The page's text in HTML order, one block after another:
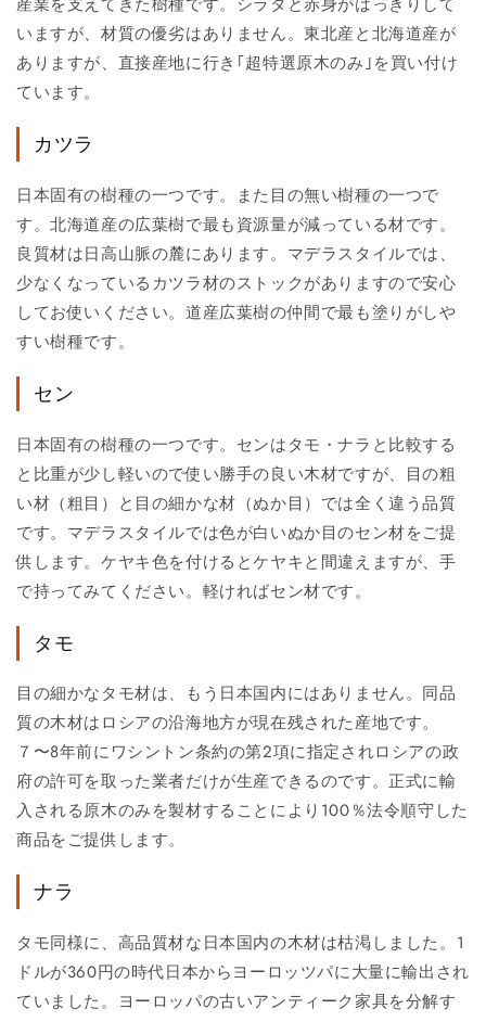
いますが、材質の優劣はありません。東北産と北海道産が
ありますが、直接産地に行き｢超特選原木のみ｣を買い付け
ています。
カツラ
日本固有の樹種の一つです。また目の無い樹種の一つで
す。北海道産の広葉樹で最も資源量が減っている材です。
良質材は日高山脈の麓にあります。マデラスタイルでは、
少なくなっているカツラ材のストックがありますので安心
してお使いください。道産広葉樹の仲間で最も塗りがしや
すい樹種です。
セン
日本固有の樹種の一つです。センはタモ・ナラと比較する
と比重が少し軽いので使い勝手の良い木材ですが、目の粗
い材（粗目）と目の細かな材（ぬか目）では全く違う品質
です。マデラスタイルでは色が白いぬか目のセン材をご提
供します。ケヤキ色を付けるとケヤキと間違えますが、手
で持ってみてください。軽ければセン材です。
タモ
目の細かなタモ材は、もう日本国内にはありません。同品
質の木材はロシアの沿海地方が現在残された産地です。
７〜8年前にワシントン条約の第2項に指定されロシアの政
府の許可を取った業者だけが生産できるのです。正式に輸
入される原木のみを製材することにより100％法令順守した
商品をご提供します。
ナラ
タモ同様に、高品質材な日本国内の木材は枯渇しました。1
ドルが360円の時代日本からヨーロッツパに大量に輸出され
ていました。ヨーロッパの古いアンティーク家具を分解す